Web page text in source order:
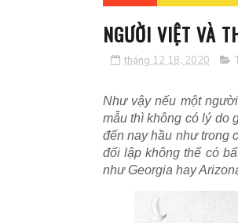
NGƯỜI VIỆT VÀ
tháng 12 18, 2020
Như vậy nếu một
mẫu thì không có lý do
đến nay hầu như trong
đối lập không thể có
như Georgia hay